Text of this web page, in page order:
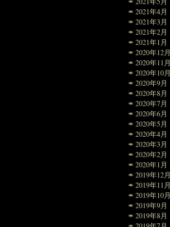
2021年4月
2021年3月
2021年2月
2021年1月
2020年12月
2020年11月
2020年10月
2020年9月
2020年8月
2020年7月
2020年6月
2020年5月
2020年4月
2020年3月
2020年2月
2020年1月
2019年12月
2019年11月
2019年10月
2019年9月
2019年8月